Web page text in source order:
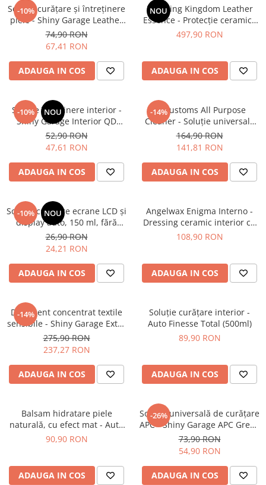
-10%
Soluție curățare şi întreținere
piele - Shiny Garage Leather
QD (500ml)
74,90 RON
67,41 RON
ADAUGA IN COS
NOU
Detailing Kingdom Leather
Essence - Protecție ceramică
profesională pentru piele
497,90 RON
ADAUGA IN COS
-10% NOU
Soluție întreținere interior -
Shiny Garage Interior QD
(Cola Scent) (500ml)
52,90 RON
47,61 RON
ADAUGA IN COS
-14%
RRCustoms All Purpose
Cleaner - Soluție universală
de curățare APC, fără parfum
(5L)
164,90 RON
141,81 RON
ADAUGA IN COS
-10% NOU
Soluție curățare ecrane LCD și
display auto, 150 ml, fără
alcool - Shiny Garage LCD
Cleaner (150ml)
26,90 RON
24,21 RON
ADAUGA IN COS
Angelwax Enigma Interno -
Dressing ceramic interior cu
finisaj mat (OEM) (500ml)
108,90 RON
ADAUGA IN COS
-14%
Detergent concentrat textile
sensibile - Shiny Garage Extra
Dry Concentrate (5L)
275,90 RON
237,27 RON
ADAUGA IN COS
Soluție curățare interior -
Auto Finesse Total (500ml)
89,90 RON
ADAUGA IN COS
Balsam hidratare piele
naturală, cu efect mat - Auto
Finesse Hide Conditioner
90,90 RON
ADAUGA IN COS
-26%
Soluție universală de curățare
APC - Shiny Garage APC Green
(1L)
73,90 RON
54,90 RON
ADAUGA IN COS